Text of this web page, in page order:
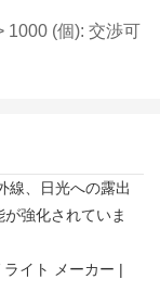
1000 (個): 交渉可
線、日光への露出
強化されていま